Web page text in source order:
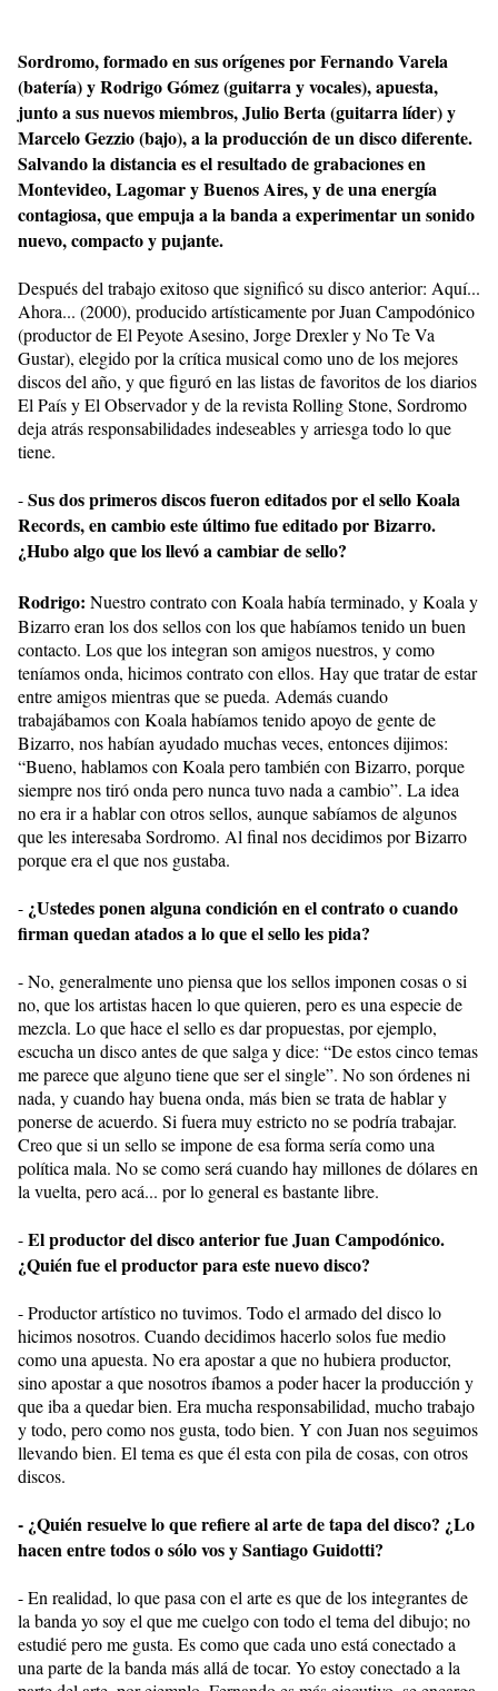
Sordromo, formado en sus orígenes por Fernando Varela
(batería) y Rodrigo Gómez (guitarra y vocales), apuesta,
junto a sus nuevos miembros, Julio Berta (guitarra líder) y
Marcelo Gezzio (bajo), a la producción de un disco diferente.
Salvando la distancia es el resultado de grabaciones en
Montevideo, Lagomar y Buenos Aires, y de una energía
contagiosa, que empuja a la banda a experimentar un sonido
nuevo, compacto y pujante.
Después del trabajo exitoso que significó su disco anterior: Aquí...
Ahora... (2000), producido artísticamente por Juan Campodónico
(productor de El Peyote Asesino, Jorge Drexler y No Te Va
Gustar), elegido por la crítica musical como uno de los mejores
discos del año, y que figuró en las listas de favoritos de los diarios
El País y El Observador y de la revista Rolling Stone, Sordromo
deja atrás responsabilidades indeseables y arriesga todo lo que
tiene.
-Sus dos primeros discos fueron editados por el sello Koala
Records, en cambio este último fue editado por Bizarro.
¿Hubo algo que los llevó a cambiar de sello?
Rodrigo: Nuestro contrato con Koala había terminado, y Koala y
Bizarro eran los dos sellos con los que habíamos tenido un buen
contacto. Los que los integran son amigos nuestros, y como
teníamos onda, hicimos contrato con ellos. Hay que tratar de estar
entre amigos mientras que se pueda. Además cuando
trabajábamos con Koala habíamos tenido apoyo de gente de
Bizarro, nos habían ayudado muchas veces, entonces dijimos:
“Bueno, hablamos con Koala pero también con Bizarro, porque
siempre nos tiró onda pero nunca tuvo nada a cambio”. La idea
no era ir a hablar con otros sellos, aunque sabíamos de algunos
que les interesaba Sordromo. Al final nos decidimos por Bizarro
porque era el que nos gustaba.
- ¿Ustedes ponen alguna condición en el contrato o cuando
firman quedan atados a lo que el sello les pida?
- No, generalmente uno piensa que los sellos imponen cosas o si
no, que los artistas hacen lo que quieren, pero es una especie de
mezcla. Lo que hace el sello es dar propuestas, por ejemplo,
escucha un disco antes de que salga y dice: “De estos cinco temas
me parece que alguno tiene que ser el single”. No son órdenes ni
nada, y cuando hay buena onda, más bien se trata de hablar y
ponerse de acuerdo. Si fuera muy estricto no se podría trabajar.
Creo que si un sello se impone de esa forma sería como una
política mala. No se como será cuando hay millones de dólares en
la vuelta, pero acá... por lo general es bastante libre.
-El productor del disco anterior fue Juan Campodónico.
¿Quién fue el productor para este nuevo disco?
- Productor artístico no tuvimos. Todo el armado del disco lo
hicimos nosotros. Cuando decidimos hacerlo solos fue medio
como una apuesta. No era apostar a que no hubiera productor,
sino apostar a que nosotros íbamos a poder hacer la producción y
que iba a quedar bien. Era mucha responsabilidad, mucho trabajo
y todo, pero como nos gusta, todo bien. Y con Juan nos seguimos
llevando bien. El tema es que él esta con pila de cosas, con otros
discos.
- ¿Quién resuelve lo que refiere al arte de tapa del disco? ¿Lo
hacen entre todos o sólo vos y Santiago Guidotti?
- En realidad, lo que pasa con el arte es que de los integrantes de
la banda yo soy el que me cuelgo con todo el tema del dibujo; no
estudié pero me gusta. Es como que cada uno está conectado a
una parte de la banda más allá de tocar. Yo estoy conectado a la